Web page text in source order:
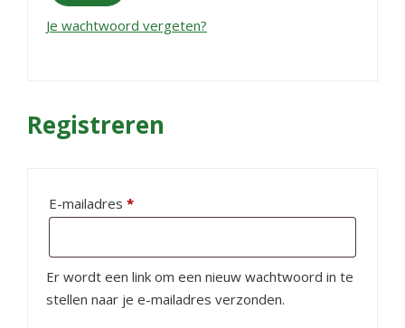
Je wachtwoord vergeten?
Registreren
E-mailadres *Vereist
Er wordt een link om een nieuw wachtwoord in te
stellen naar je e-mailadres verzonden.